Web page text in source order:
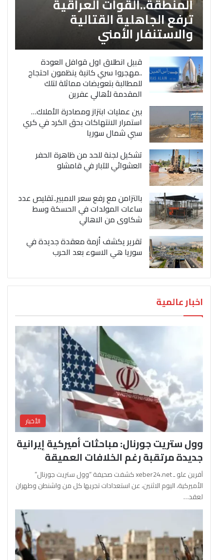
ترفع الجاهلية القتالية
والاستنفار الأمني
قبيل انطلاق اول قوافل العودة
..مهجروا سري كانية ينظمون احتجاج
للمطالبة بتعويضات مماثلة لتلك
المقدمة لأهالي عفرين
بين عمليات ابتزاز ومصادرة الأملاك…
استمرار الانتهاكات بحق الكرد في كري
سبي شمال سوريا
تشكيل لجنة للحد من ظاهرة الحفر
العشوائي للآبار في قامشلو
بالتزامن مع رفع سعر الامبير..تقليص عدد
ساعات المولدات في الحسكة وسط
شكاوى من الاهالي
تقرير يكشف أزمة معقدة جديدة في
سوريا هي الاسوء بعد الحرب
اخبار عالمية
الأخبار
وول ستريت جورنال: مباحثات أميركية إيرانية
جديدة مرتقبة رغم الخلافات العميقة
آفرين علو ـ xeber24.net كشفت صحيفة “وول ستريت جورنال”
الأميركية، اليوم الاثنين، عن استعدادات تجريها كل من واشنطن وطهران
لعقد…